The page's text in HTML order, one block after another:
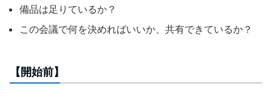
備品は足りているか？
この会議で何を決めればいいか、共有できているか？
【開始前】